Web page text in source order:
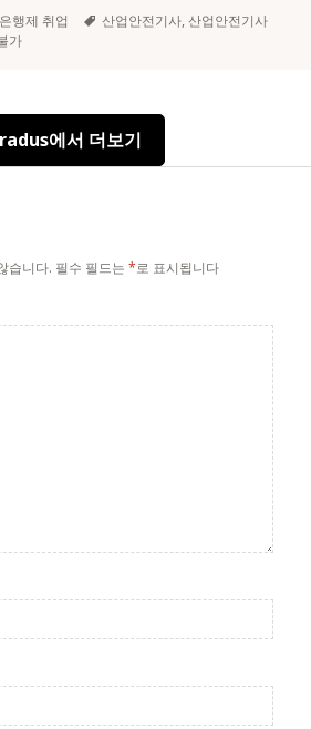
행제 취업 Tags
산업안전기사,산업안전기사
가
에서 더보기
습니다. 필수 필드는*로 표시됩니다